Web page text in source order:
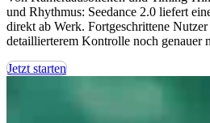
und Rhythmus: Seedance 2.0 liefert
direkt ab Werk. Fortgeschrittene
detaillierterem Kontrolle noch genauer
Jetzt starten